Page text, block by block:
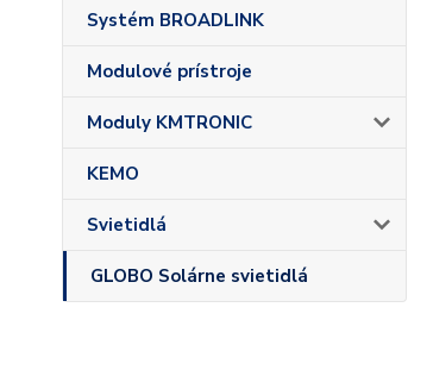
Systém BROADLINK
Modulové prístroje
Moduly KMTRONIC
KEMO
Svietidlá
GLOBO Solárne svietidlá